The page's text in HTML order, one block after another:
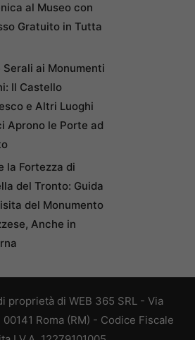
al Museo con
Gratuito in Tutta
ai Monumenti
Il Castello
e Altri Luoghi
Aprono le Porte ad
la Fortezza di
del Tronto: Guida
del Monumento
Anche in
proprietà di WEB 365 SRL - Via
Roma (RM) - Codice Fiscale